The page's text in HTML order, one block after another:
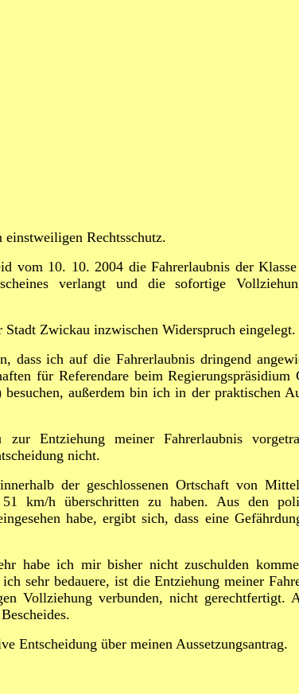
Rechtsschutz.
vom 10. 10. 2004 die Fahrerlaubnis der
verlangt und die sofortige
Stadt Zwickau inzwischen Widerspruch eingelegt.
dass ich auf die Fahrerlaubnis dringend
für Referendare beim Regierungspräsidium
außerdem bin ich in der praktischen
Entziehung meiner Fahrerlaubnis
nicht.
der geschlossenen Ortschaft von
51 km/h überschritten zu haben. Aus den
habe, ergibt sich, dass eine
habe ich mir bisher nicht zuschulden
sehr bedauere, ist die Entziehung meiner
Vollziehung verbunden, nicht gerechtfertigt.
Entscheidung über meinen Aussetzungsantrag.